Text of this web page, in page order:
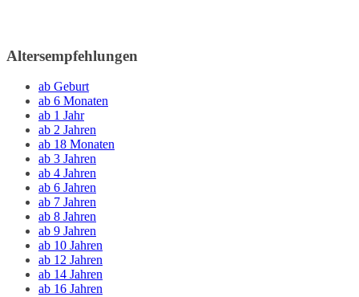
Altersempfehlungen
ab Geburt
ab 6 Monaten
ab 1 Jahr
ab 2 Jahren
ab 18 Monaten
ab 3 Jahren
ab 4 Jahren
ab 6 Jahren
ab 7 Jahren
ab 8 Jahren
ab 9 Jahren
ab 10 Jahren
ab 12 Jahren
ab 14 Jahren
ab 16 Jahren